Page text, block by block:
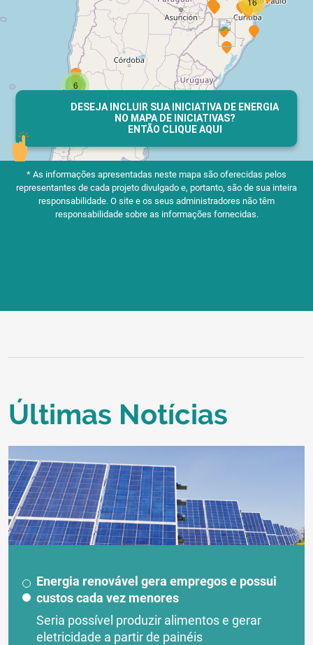
DESEJA INCLUIR SUA INICIATIVA DE ENERGIA
NO MAPA DE INICIATIVAS?
ENTÃO CLIQUE AQUI
* As informações apresentadas neste mapa são oferecidas pelos
representantes de cada projeto divulgado e, portanto, são de sua inteira
responsabilidade. O site e os seus administradores não têm
responsabilidade sobre as informações fornecidas.
Últimas Notícias
Energia renovável gera empregos e possui
custos cada vez menores
Seria possível produzir alimentos e gerar
eletricidade a partir de painéis